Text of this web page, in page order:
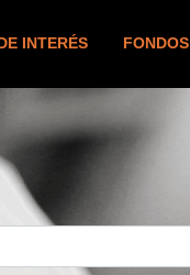
INTERÉS FONDOS